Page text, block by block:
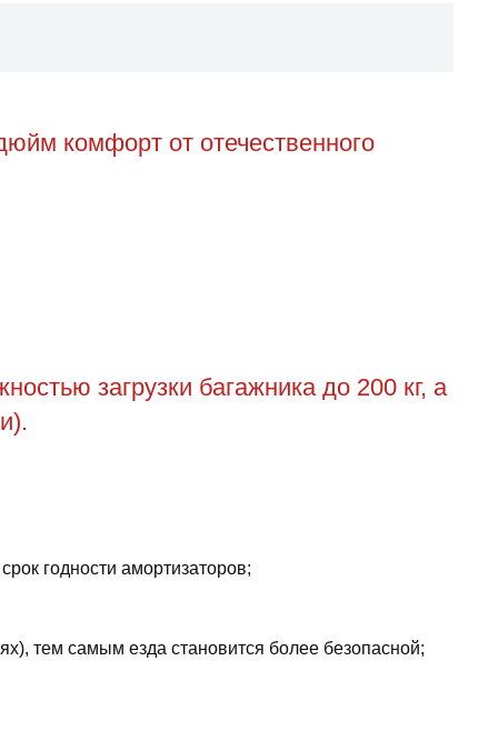
комфорт от отечественного
загрузки багажника до 200 кг, а
годности амортизаторов;
тем самым езда становится более безопасной;